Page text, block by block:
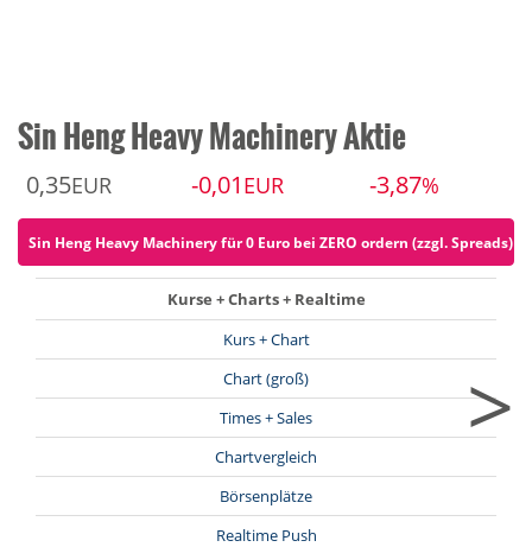
Sin Heng Heavy Machinery Aktie
0,35EUR -0,01 EUR -3,87%
Sin Heng Heavy Machinery für 0 Euro bei ZERO ordern (zzgl. Spreads)
Kurse + Charts + Realtime
Kurs + Chart
Chart (groß)
Times + Sales
Chartvergleich
Börsenplätze
Realtime Push
>